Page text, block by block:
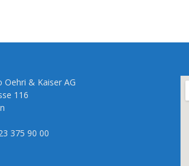
Oehri & Kaiser AG
116
375 90 00